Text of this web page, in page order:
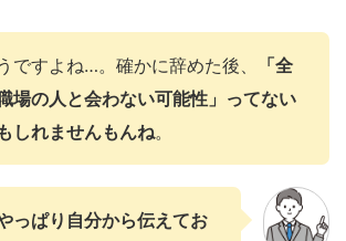
ですよね…。確かに辞めた後、
「全
場の人と会わない可能性」ってない
しれませんもんね。
やっぱり自分から伝えてお